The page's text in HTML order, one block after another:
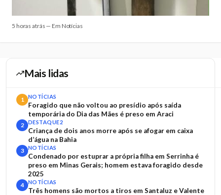
5 horas atrás — Em Notícias
Mais lidas
1 NOTÍCIAS
Foragido que não voltou ao presídio após saída
temporária do Dia das Mães é preso em Araci
2 DESTAQUE2
Criança de dois anos morre após se afogar em caixa
d’água na Bahia
3 NOTÍCIAS
Condenado por estuprar a própria filha em Serrinha é
preso em Minas Gerais; homem estava foragido desde
2025
4 NOTÍCIAS
Três homens são mortos a tiros em Santaluz e Valente